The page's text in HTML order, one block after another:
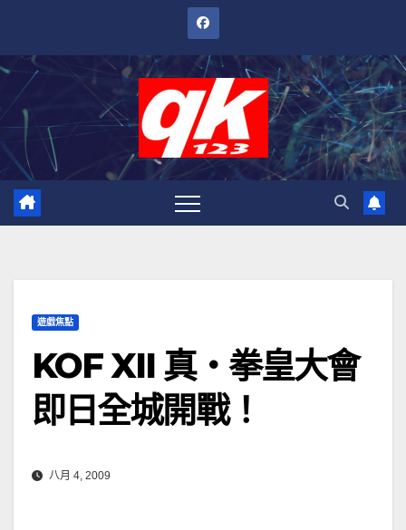
內
遊戲焦點
KOF XII 真‧拳皇大會
即日全城開戰！
八月 4, 2009